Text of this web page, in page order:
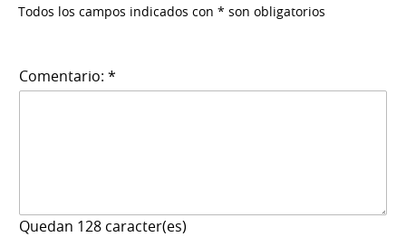
Todos los campos indicados con * son obligatorios
Comentario: *
Quedan 128 caracter(es)